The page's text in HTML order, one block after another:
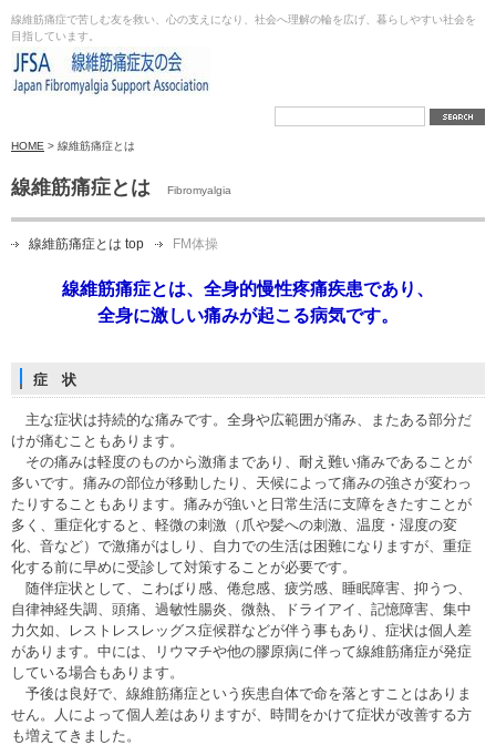
線維筋痛症で苦しむ友を救い、心の支えになり、社会へ理解の輪を広げ、暮らしやすい社会を
目指しています。
HOME > 線維筋痛症とは
線維筋痛症とは Fibromyalgia
線維筋痛症とは top FM体操
線維筋痛症とは、全身的慢性疼痛疾患であり、
全身に激しい痛みが起こる病気です。
症 状
主な症状は持続的な痛みです。全身や広範囲が痛み、またある部分だ
けが痛むこともあります。
その痛みは軽度のものから激痛まであり、耐え難い痛みであることが
多いです。痛みの部位が移動したり、天候によって痛みの強さが変わっ
たりすることもあります。痛みが強いと日常生活に支障をきたすことが
多く、重症化すると、軽微の刺激（爪や髪への刺激、温度・湿度の変
化、音など）で激痛がはしり、自力での生活は困難になりますが、重症
化する前に早めに受診して対策することが必要です。
随伴症状として、こわばり感、倦怠感、疲労感、睡眠障害、抑うつ、
自律神経失調、頭痛、過敏性腸炎、微熱、ドライアイ、記憶障害、集中
力欠如、レストレスレッグス症候群などが伴う事もあり、症状は個人差
があります。中には、リウマチや他の膠原病に伴って線維筋痛症が発症
している場合もあります。
予後は良好で、線維筋痛症という疾患自体で命を落とすことはありま
せん。人によって個人差はありますが、時間をかけて症状が改善する方
も増えてきました。